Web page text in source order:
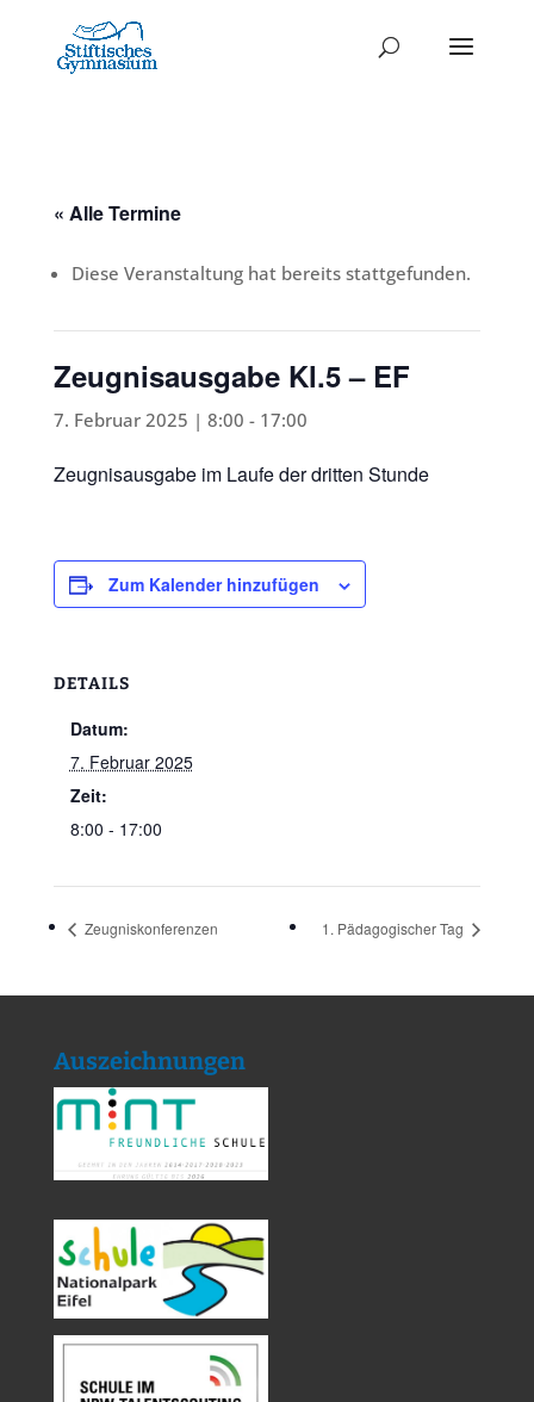
« Alle Termine
Diese Veranstaltung hat bereits stattgefunden.
Zeugnisausgabe Kl.5 – EF
7. Februar 2025 | 8:00 - 17:00
Zeugnisausgabe im Laufe der dritten Stunde
Zum Kalender hinzufügen
DETAILS
Datum:
7. Februar 2025
Zeit:
8:00 - 17:00
Zeugniskonferenzen 1. Pädagogischer Tag
Auszeichnungen